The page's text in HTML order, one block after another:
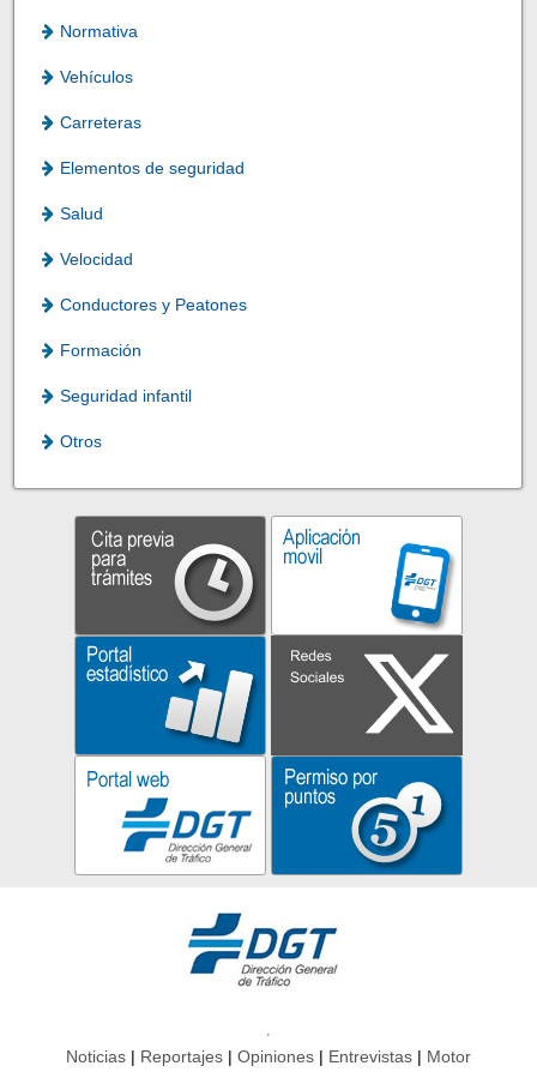
Normativa
Vehículos
Carreteras
Elementos de seguridad
Salud
Velocidad
Conductores y Peatones
Formación
Seguridad infantil
Otros
Noticias Reportajes Opiniones Entrevistas Motor